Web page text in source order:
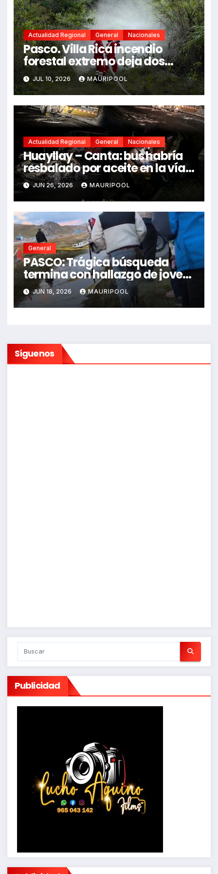
Actualidad Regional General Nacionales
Pasco. Villa Rica incendio
forestal extremo deja dos
fallecidos y heridos
JUL 10, 2026 MAURIPOOL
Actualidad Regional General Nacionales
Huayllay – Canta: bus habría
resbalado por aceite en la vía e
impactó auto siniestrado
dejando dos fallecidos
JUN 26, 2026 MAURIPOOL
General
PASCO: Trágica búsqueda
termina con hallazgo de joven
sin vida en Rancas
JUN 18, 2026 MAURIPOOL
Síguenos
Publicidad